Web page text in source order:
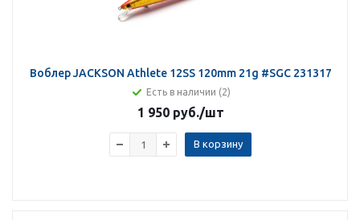
Воблер JACKSON Athlete 12SS 120mm 21g #SGC 231317
Есть в наличии (2)
1 950 руб./шт
В корзину